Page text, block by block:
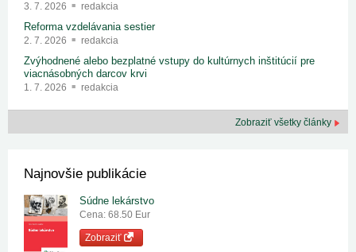
3. 7. 2026 redakcia
Reforma vzdelávania sestier
2. 7. 2026 redakcia
Zvýhodnené alebo bezplatné vstupy do kultúrnych inštitúcií pre
viacnásobných darcov krvi
1. 7. 2026 redakcia
Zobraziť všetky články
Najnovšie publikácie
Súdne lekárstvo
Cena: 68.50 Eur
Zobraziť